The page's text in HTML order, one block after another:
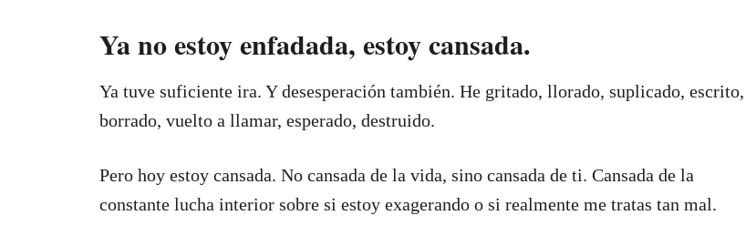
Ya no estoy enfadada, estoy cansada.
Ya tuve suficiente ira. Y desesperación también. He gritado, llorado, suplicado, escrito,
borrado, vuelto a llamar, esperado, destruido.
Pero hoy estoy cansada. No cansada de la vida, sino cansada de ti. Cansada de la
constante lucha interior sobre si estoy exagerando o si realmente me tratas tan mal.